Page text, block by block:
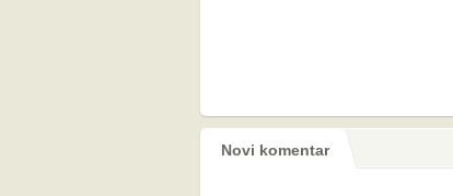
Novi komentar